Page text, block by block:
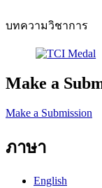
บทความวิชาการ
Make a
Make a Submission
ภาษา
English